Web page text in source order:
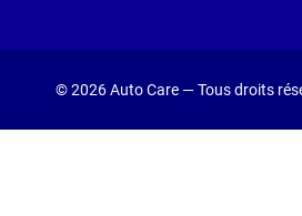
© 2026 Auto Care — Tous droits